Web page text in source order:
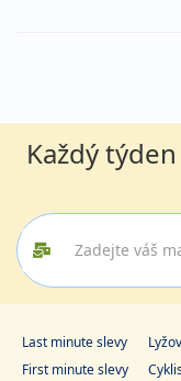
Každý
Last minute slevy
First minute slevy